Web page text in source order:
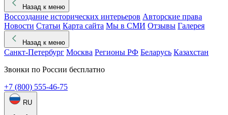
Назад к меню
Воссоздание исторических интерьеров Авторские права
Новости Статьи Карта сайта Мы в СМИ Отзывы Галерея
Назад к меню
Санкт-Петербург Москва Регионы РФ Беларусь Казахстан
Звонки по России бесплатно
+7 (800) 555-46-75
RU